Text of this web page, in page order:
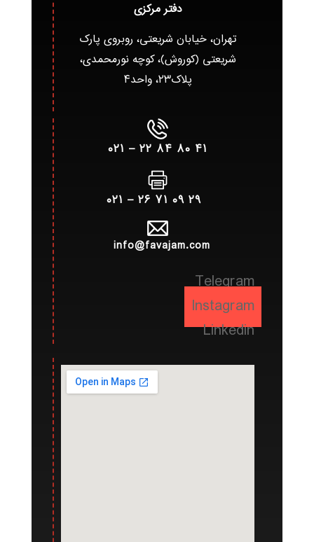
دفتر مرکزی
تهران، خیابان شریعتی، روبروی پارک
شریعتی (کوروش)، کوچه نورمحمدی،
پلاک۲۳، واحد۴
۴۱ ۸۰ ۸۴ ۲۲ – ۰۲۱
۲۹ ۰۹ ۷۱ ۲۶ – ۰۲۱
info@favajam.com
Telegram
Instagram
Linkedin